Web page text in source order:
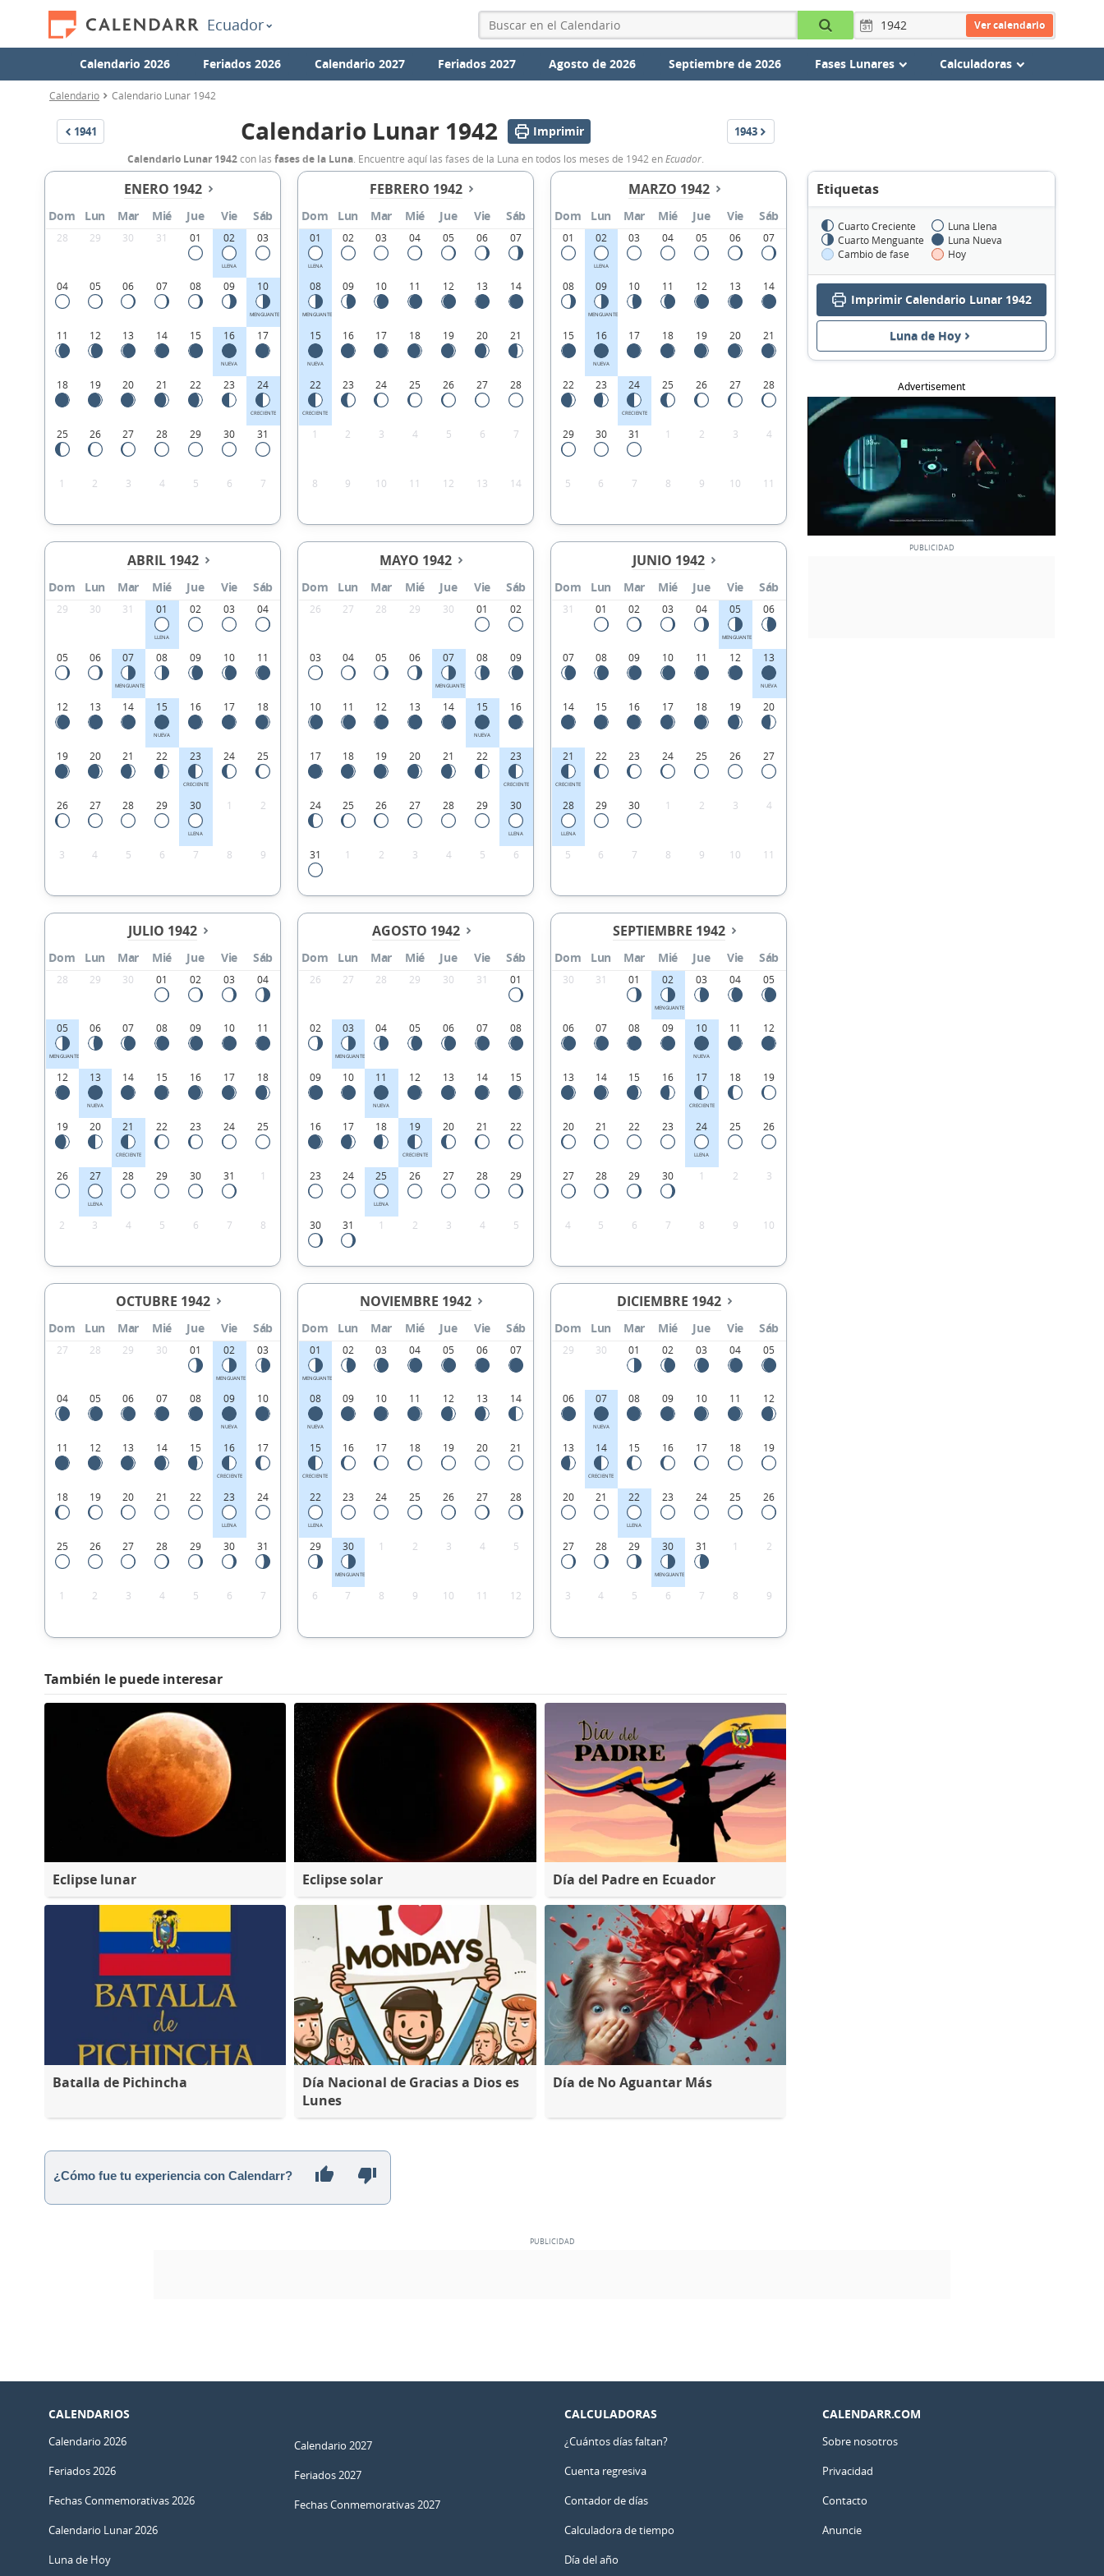
Ecuador Ver calendario
Calendario 2026 Feriados 2026 Calendario 2027 Feriados 2027 Agosto de 2026 Septiembre de 2026 Fases Lunares Calculadoras
Calendario Calendario Lunar 1942
1941 Calendario Lunar 1942 Imprimir 1943
Calendario Lunar 1942con las fases de la Luna . Encuentre aquí las fases de la Luna en todos los meses de 1942 enEcuador
ENERO 1942
Dom Lun Mar Mié Jue Vie Sáb
28 29 30 31 01 02
LLENA
03
04 05 06 07 08 09 10
MENGUANTE
11 12 13 14 15 16
NUEVA
17
18 19 20 21 22 23 24
CRECIENTE
25 26 27 28 29 30 31
1 2 3 4 5 6 7
FEBRERO 1942
Dom Lun Mar Mié Jue Vie Sáb
01
LLENA
02 03 04 05 06 07
08
MENGUANTE
09 10 11 12 13 14
15
NUEVA
16 17 18 19 20 21
22
CRECIENTE
23 24 25 26 27 28
1 2 3 4 5 6 7
8 9 10 11 12 13 14
MARZO 1942
Dom Lun Mar Mié Jue Vie Sáb
01 02
LLENA
03 04 05 06 07
08 09
MENGUANTE
10 11 12 13 14
15 16
NUEVA
17 18 19 20 21
22 23 24
CRECIENTE
25 26 27 28
29 30 31 1 2 3 4
5 6 7 8 9 10 11
ABRIL 1942
Dom Lun Mar Mié Jue Vie Sáb
29 30 31 01
LLENA
02 03 04
05 06 07
MENGUANTE
08 09 10 11
12 13 14 15
NUEVA
16 17 18
19 20 21 22 23
CRECIENTE
24 25
26 27 28 29 30
LLENA
1 2
3 4 5 6 7 8 9
MAYO 1942
Dom Lun Mar Mié Jue Vie Sáb
26 27 28 29 30 01 02
03 04 05 06 07
MENGUANTE
08 09
10 11 12 13 14 15
NUEVA
16
17 18 19 20 21 22 23
CRECIENTE
24 25 26 27 28 29 30
LLENA
31 1 2 3 4 5 6
JUNIO 1942
Dom Lun Mar Mié Jue Vie Sáb
31 01 02 03 04 05
MENGUANTE
06
07 08 09 10 11 12 13
NUEVA
14 15 16 17 18 19 20
21
CRECIENTE
22 23 24 25 26 27
28
LLENA
29 30 1 2 3 4
5 6 7 8 9 10 11
JULIO 1942
Dom Lun Mar Mié Jue Vie Sáb
28 29 30 01 02 03 04
05
MENGUANTE
06 07 08 09 10 11
12 13
NUEVA
14 15 16 17 18
19 20 21
CRECIENTE
22 23 24 25
26 27
LLENA
28 29 30 31 1
2 3 4 5 6 7 8
AGOSTO 1942
Dom Lun Mar Mié Jue Vie Sáb
26 27 28 29 30 31 01
02 03
MENGUANTE
04 05 06 07 08
09 10 11
NUEVA
12 13 14 15
16 17 18 19
CRECIENTE
20 21 22
23 24 25
LLENA
26 27 28 29
30 31 1 2 3 4 5
SEPTIEMBRE 1942
Dom Lun Mar Mié Jue Vie Sáb
30 31 01 02
MENGUANTE
03 04 05
06 07 08 09 10
NUEVA
11 12
13 14 15 16 17
CRECIENTE
18 19
20 21 22 23 24
LLENA
25 26
27 28 29 30 1 2 3
4 5 6 7 8 9 10
OCTUBRE 1942
Dom Lun Mar Mié Jue Vie Sáb
27 28 29 30 01 02
MENGUANTE
03
04 05 06 07 08 09
NUEVA
10
11 12 13 14 15 16
CRECIENTE
17
18 19 20 21 22 23
LLENA
24
25 26 27 28 29 30 31
1 2 3 4 5 6 7
NOVIEMBRE 1942
Dom Lun Mar Mié Jue Vie Sáb
01
MENGUANTE
02 03 04 05 06 07
08
NUEVA
09 10 11 12 13 14
15
CRECIENTE
16 17 18 19 20 21
22
LLENA
23 24 25 26 27 28
29 30
MENGUANTE
1 2 3 4 5
6 7 8 9 10 11 12
DICIEMBRE 1942
Dom Lun Mar Mié Jue Vie Sáb
29 30 01 02 03 04 05
06 07
NUEVA
08 09 10 11 12
13 14
CRECIENTE
15 16 17 18 19
20 21 22
LLENA
23 24 25 26
27 28 29 30
MENGUANTE
31 1 2
3 4 5 6 7 8 9
También le puede interesar
Eclipse lunar Eclipse solar Día del Padre en Ecuador
Batalla de Pichincha
Día Nacional de Gracias a Dios es
Lunes
Día de No Aguantar Más
¿Cómo fue tu experiencia con Calendarr?
Etiquetas
Cuarto Creciente
Luna Llena
Cuarto Menguante
Luna Nueva
Cambio de fase
Hoy
Imprimir Calendario Lunar 1942
Luna de Hoy
Advertisement
CALENDARIOS
Calendario 2026
Feriados 2026
Fechas Conmemorativas 2026
Calendario Lunar 2026
Luna de Hoy
Calendario 2027
Feriados 2027
Fechas Conmemorativas 2027
CALCULADORAS
¿Cuántos días faltan?
Cuenta regresiva
Contador de días
Calculadora de tiempo
Día del año
CALENDARR.COM
Sobre nosotros
Privacidad
Contacto
Anuncie